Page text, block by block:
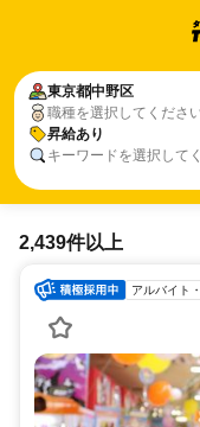
東京都中野区
職種を選択してくださ
昇給あり
キーワードを選択して
2,439件以上
アルバイト